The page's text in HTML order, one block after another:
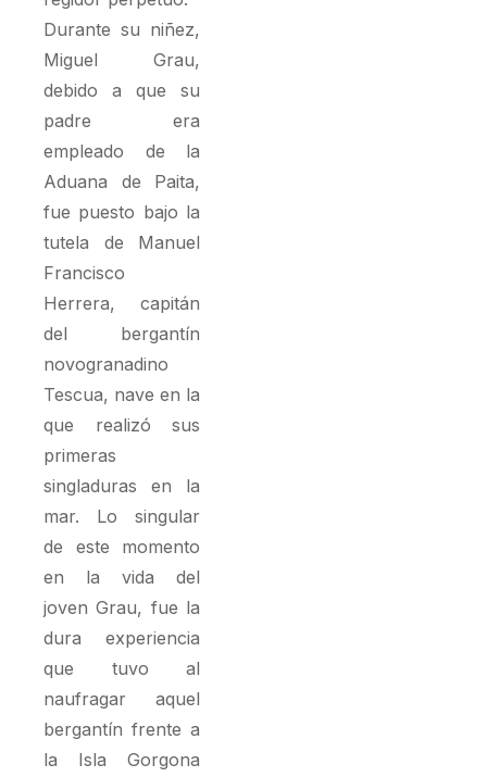
Durante su niñez,
Miguel Grau,
debido a que su
padre era
empleado de la
Aduana de Paita,
fue puesto bajo la
tutela de Manuel
Francisco
Herrera, capitán
del bergantín
novogranadino
Tescua, nave en la
que realizó sus
primeras
singladuras en la
mar. Lo singular
de este momento
en la vida del
joven Grau, fue la
dura experiencia
que tuvo al
naufragar aquel
bergantín frente a
la Isla Gorgona